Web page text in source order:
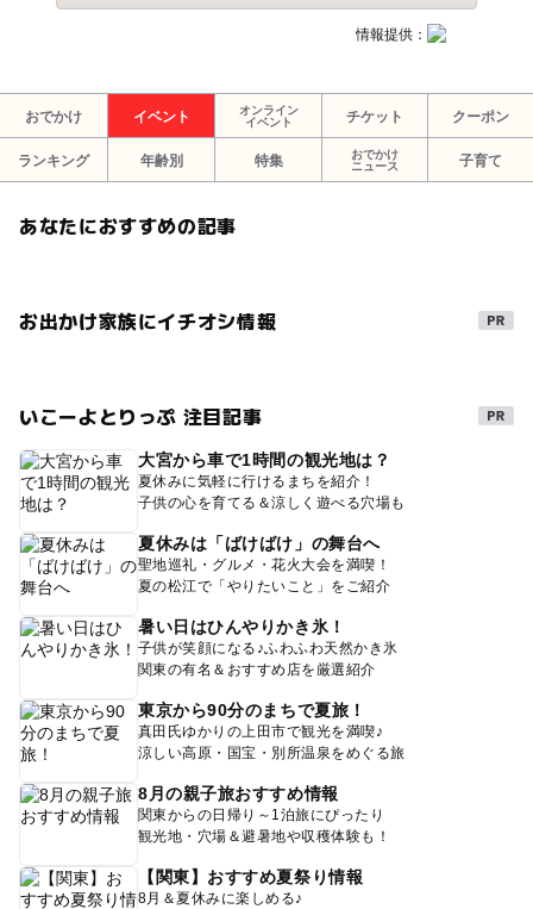
情報提供：
おでかけ イベント
オンライン
イベント
チケット クーポン
ランキング 年齢別 特集
おでかけ
ニュース
子育て
あなたにおすすめの記事
お出かけ家族にイチオシ情報
いこーよとりっぷ 注目記事
大宮から車で1時間の観光地は？
夏休みに気軽に行けるまちを紹介！
子供の心を育てる＆涼しく遊べる穴場も
夏休みは「ばけばけ」の舞台へ
聖地巡礼・グルメ・花火大会を満喫！
夏の松江で「やりたいこと」をご紹介
暑い日はひんやりかき氷！
子供が笑顔になる♪ふわふわ天然かき氷
関東の有名＆おすすめ店を厳選紹介
東京から90分のまちで夏旅！
真田氏ゆかりの上田市で観光を満喫♪
涼しい高原・国宝・別所温泉をめぐる旅
8月の親子旅おすすめ情報
関東からの日帰り～1泊旅にぴったり
観光地・穴場＆避暑地や収穫体験も！
【関東】おすすめ夏祭り情報
8月＆夏休みに楽しめる♪